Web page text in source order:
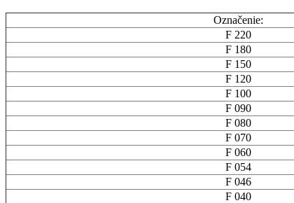
Označenie:
F 220
F 180
F 150
F 120
F 100
F 090
F 080
F 070
F 060
F 054
F 046
F 040